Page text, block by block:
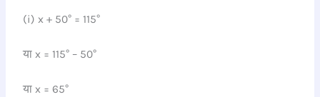
(i) x + 50° = 115°
या x = 115° – 50°
या x = 65°